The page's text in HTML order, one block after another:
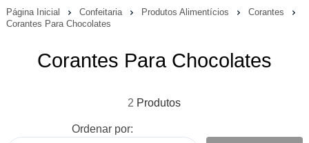
Página Inicial Confeitaria Produtos Alimentícios
Corantes
Corantes Para Chocolates
Corantes Para Chocolates
2
Ordenar por: